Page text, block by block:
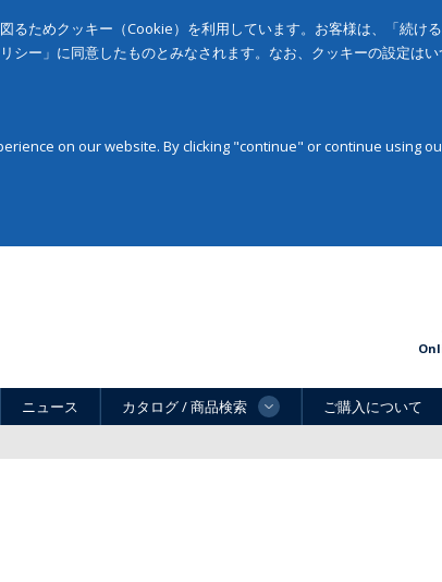
るためクッキー（Cookie）を利用しています。お客様は、「続け
シー」に同意したものとみなされます。なお、クッキーの設定はい
on our website. By clicking "continue" or continue using
ニュース カタログ / 商品検索 ご購入について